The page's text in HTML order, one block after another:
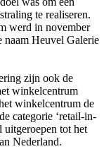
te realiseren.
werd in november
naam Heuvel Galerie
zijn ook de
winkelcentrum
winkelcentrum de
categorie ‘retail-in-
uitgeroepen tot het
Nederland.